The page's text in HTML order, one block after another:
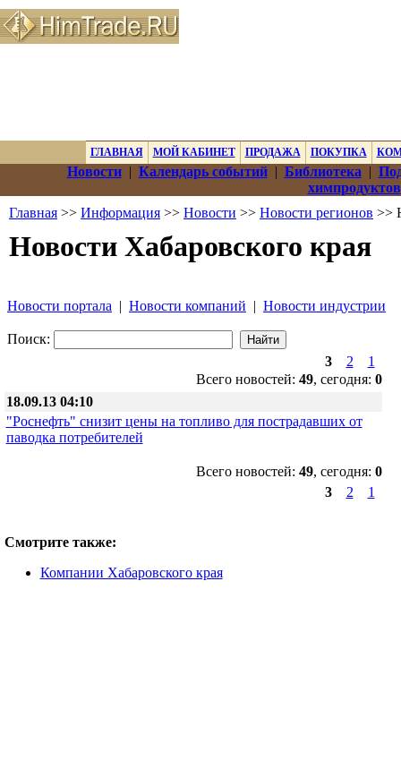
ГЛАВНАЯ МОЙ КАБИНЕТ ПРОДАЖА ПОКУПКА
Новости| Календарь событий| Библиотека |
химпродуктов
Главная >> Информация >> Новости >> Новости регионов >>
Новости Хабаровского края
Новости портала | Новости компаний | Новости индустрии
Поиск:
3
2
1
Всего новостей: 49, сегодня: 0
18.09.13 04:10
"Роснефть" снизит цены на топливо для пострадавших от
паводка потребителей
Всего новостей: 49, сегодня: 0
3
2 1
Смотрите также:
Компании Хабаровского края